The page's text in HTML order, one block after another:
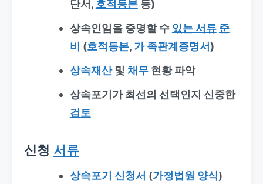
단서, 호적등본등)
상속인임을 증명할 수 있는 서류 준
비 (호적등본, 가 족관계증명서)
상속재산및 채무현황 파악
상속포기가 최선의 선택인지 신중한
검토
신청 서류
상속포기 신청서 (가정법원 양식)